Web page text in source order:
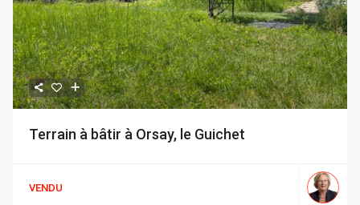
Terrain à bâtir à Orsay, le Guichet
VENDU